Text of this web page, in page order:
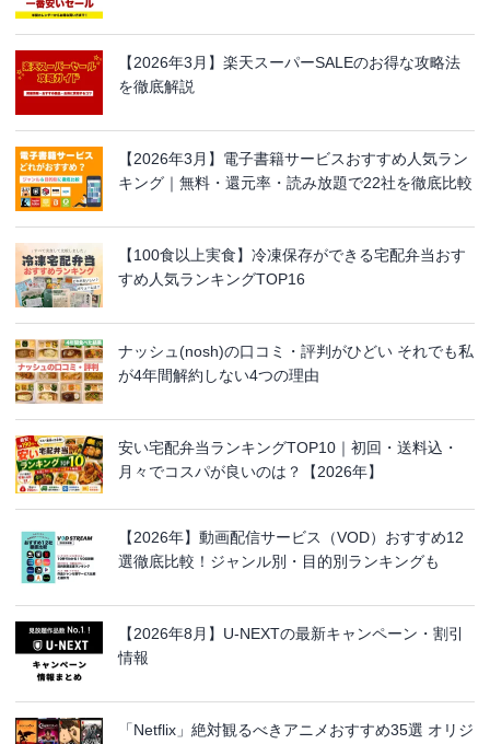
【2026年3月】楽天スーパーSALEのお得な攻略法
を徹底解説
【2026年3月】電子書籍サービスおすすめ人気ラン
キング｜無料・還元率・読み放題で22社を徹底比較
【100食以上実食】冷凍保存ができる宅配弁当おす
すめ人気ランキングTOP16
ナッシュ(nosh)の口コミ・評判がひどい それでも私
が4年間解約しない4つの理由
安い宅配弁当ランキングTOP10｜初回・送料込・
月々でコスパが良いのは？【2026年】
【2026年】動画配信サービス（VOD）おすすめ12
選徹底比較！ジャンル別・目的別ランキングも
【2026年8月】U-NEXTの最新キャンペーン・割引
情報
「Netflix」絶対観るべきアニメおすすめ35選 オリジ